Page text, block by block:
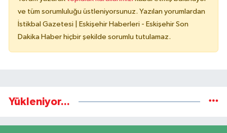
ve tüm sorumluluğu üstleniyorsunuz. Yazılan yorumlardan
İstikbal Gazetesi | Eskişehir Haberleri - Eskişehir Son
Dakika Haber hiçbir şekilde sorumlu tutulamaz.
Yükleniyor...